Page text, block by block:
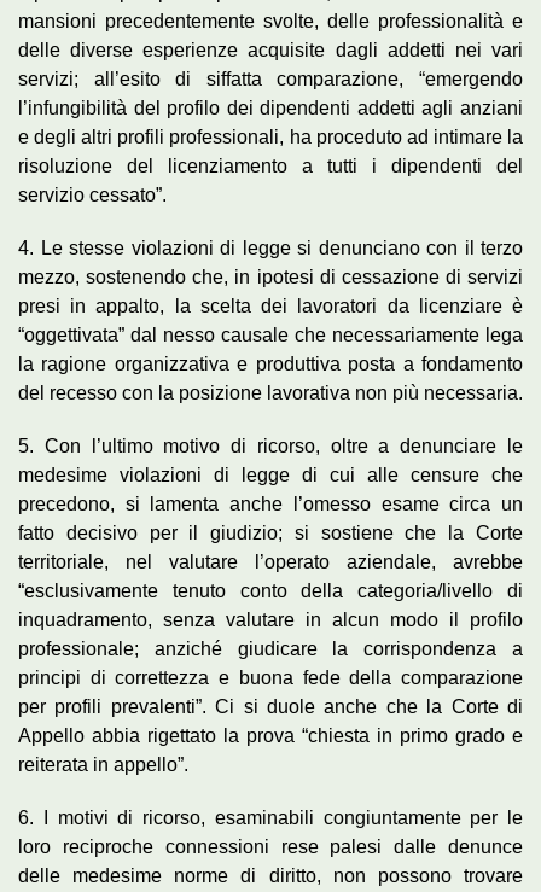
mansioni precedentemente svolte, delle professionalità e
delle diverse esperienze acquisite dagli addetti nei vari
servizi; all’esito di siffatta comparazione, “emergendo
l’infungibilità del profilo dei dipendenti addetti agli anziani
e degli altri profili professionali, ha proceduto ad intimare la
risoluzione del licenziamento a tutti i dipendenti del
servizio cessato”.
4. Le stesse violazioni di legge si denunciano con il terzo
mezzo, sostenendo che, in ipotesi di cessazione di servizi
presi in appalto, la scelta dei lavoratori da licenziare è
“oggettivata” dal nesso causale che necessariamente lega
la ragione organizzativa e produttiva posta a fondamento
del recesso con la posizione lavorativa non più necessaria.
5. Con l’ultimo motivo di ricorso, oltre a denunciare le
medesime violazioni di legge di cui alle censure che
precedono, si lamenta anche l’omesso esame circa un
fatto decisivo per il giudizio; si sostiene che la Corte
territoriale, nel valutare l’operato aziendale, avrebbe
“esclusivamente tenuto conto della categoria/livello di
inquadramento, senza valutare in alcun modo il profilo
professionale; anziché giudicare la corrispondenza a
principi di correttezza e buona fede della comparazione
per profili prevalenti”. Ci si duole anche che la Corte di
Appello abbia rigettato la prova “chiesta in primo grado e
reiterata in appello”.
6. I motivi di ricorso, esaminabili congiuntamente per le
loro reciproche connessioni rese palesi dalle denunce
delle medesime norme di diritto, non possono trovare